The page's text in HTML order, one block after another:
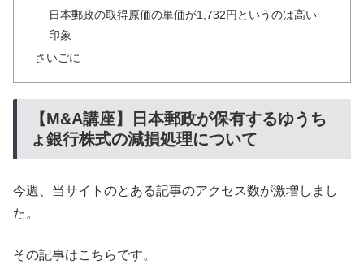
日本郵政の取得原価の単価が1,732円というのは高い
印象
さいごに
【M&A講座】日本郵政が保有するゆうち
ょ銀行株式の減損処理について
今週、当サイトのとある記事のアクセス数が激増しまし
た。
その記事はこちらです。